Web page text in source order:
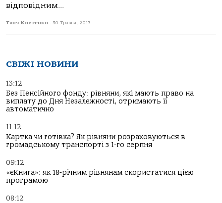
відповідним...
Таня Костенко - 30 Травня, 2017
СВІЖІ НОВИНИ
13:12
Без Пенсійного фонду: рівняни, які мають право на
виплату до Дня Незалежності, отримають її
автоматично
11:12
Картка чи готівка? Як рівняни розраховуються в
громадському транспорті з 1-го серпня
09:12
«єКнига»: як 18-річним рівнянам скористатися цією
програмою
08:12